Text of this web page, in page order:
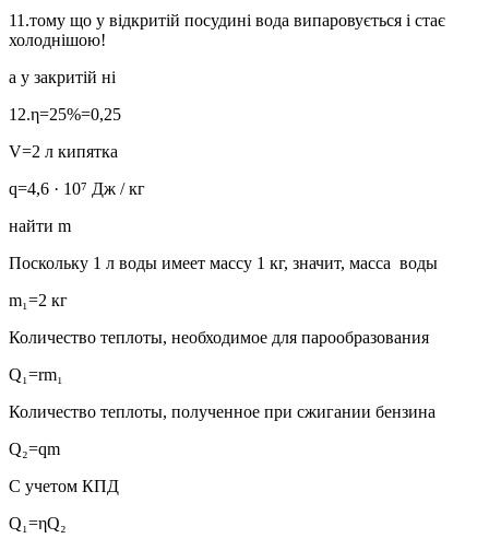
11.тому що у відкритій посудині вода випаровується і стає
холоднішою!
а у закритій ні
12.η=25%=0,25
V=2 л кипятка
q=4,6 · 10⁷ Дж / ​​кг
найти m
Поскольку 1 л воды имеет массу 1 кг, значит, масса воды
m₁=2 кг
Количество теплоты, необходимое для парообразования
Q₁=rm₁
Количество теплоты, полученное при сжигании бензина
Q₂=qm
С учетом КПД
Q₁=ηQ₂